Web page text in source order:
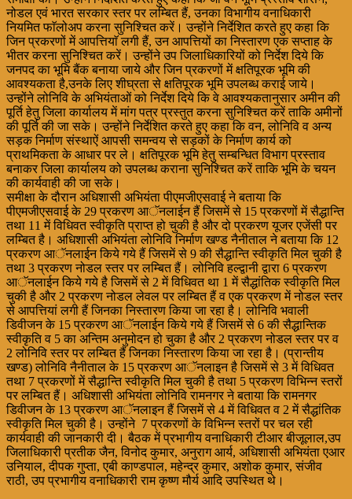
नोडल एवं भारत सरकार स्तर पर लम्बित हैं, उनका विभागीय वनाधिकारी
नियमित फाॅलोअप करना सुनिश्चित करें। उन्होंने निर्देशित करते हुए कहा कि
जिन प्रकरणों में आपत्तियाॅ लगी हैं, उन आपत्तियों का निस्तारण एक सप्ताह के
भीतर करना सुनिश्चित करें। उन्होंने उप जिलाधिकारियों को निर्देश दिये कि
जनपद का भूमि बैंक बनाया जाये और जिन प्रकरणों में क्षतिपूरक भूमि की
आवश्यकता है,उनके लिए शीघ्रता से क्षतिपूरक भूमि उपलब्ध कराई जाये।
उन्होंने लोनिवि के अभियंताओं को निर्देश दिये कि वे आवश्यकतानुसार अमीन की
पूर्ति हेतु जिला कार्यालय में मांग पत्र प्रस्तुत करना सुनिश्चित करें ताकि अमीनों
की पूर्ति की जा सके। उन्होंने निर्देशित करते हुए कहा कि वन, लोनिवि व अन्य
सड़क निर्माण संस्थाऐं आपसी समन्वय से सड़कों के निर्माण कार्य को
प्राथमिकता के आधार पर ले। क्षतिपूरक भूमि हेतु सम्बन्धित विभाग प्रस्ताव
बनाकर जिला कार्यालय को उपलब्ध कराना सुनिश्चित करें ताकि भूमि के चयन
की कार्यवाही की जा सके।
समीक्षा के दौरान अधिशासी अभियंता पीएमजीएसवाई ने बताया कि
पीएमजीएसवाई के 29 प्रकरण आॅनलाईन हैं जिसमें से 15 प्रकरणों में सैद्धान्ति
तथा 11 में विधिवत स्वीकृति प्राप्त हो चुकी है और दो प्रकरण यूजर एजेंसी पर
लम्बित है। अधिशासी अभियंता लोनिवि निर्माण खण्ड नैनीताल ने बताया कि 12
प्रकरण आॅनलाईन किये गये हैं जिसमें से 9 की सैद्धान्ति स्वीकृति मिल चुकी है
तथा 3 प्रकरण नोडल स्तर पर लम्बित हैं। लोनिवि हल्द्वानी द्वारा 6 प्रकरण
आॅनलाईन किये गये है जिसमें से 2 में विधिवत था 1 में सैद्धांतिक स्वीकृति मिल
चुकी है और 2 प्रकरण नोडल लेवल पर लम्बित हैं व एक प्रकरण में नोडल स्तर
से आपत्तियां लगी हैं जिनका निस्तारण किया जा रहा है। लोनिवि भवाली
डिवीजन के 15 प्रकरण आॅनलाईन किये गये हैं जिसमें से 6 की सैद्धान्तिक
स्वीकृति व 5 का अन्तिम अनुमोदन हो चुका है और 2 प्रकरण नोडल स्तर पर व
2 लोनिवि स्तर पर लम्बित हैं जिनका निस्तारण किया जा रहा है। (प्रान्तीय
खण्ड) लोनिवि नैनीताल के 15 प्रकरण आॅनलाइन है जिसमें से 3 में विधिवत
तथा 7 प्रकरणों में सैद्धान्ति स्वीकृति मिल चुकी है तथा 5 प्रकरण विभिन्न स्तरों
पर लम्बित हैं। अधिशासी अभियंता लोनिवि रामनगर ने बताया कि रामनगर
डिवीजन के 13 प्रकरण आॅनलाइन हैं जिसमें से 4 में विधिवत व 2 में सैद्धांतिक
स्वीकृति मिल चुकी है। उन्होंने 7 प्रकरणों के विभिन्न स्तरों पर चल रही
कार्यवाही की जानकारी दी। बैठक में प्रभागीय वनाधिकारी टीआर बीजूलाल,उप
जिलाधिकारी प्रतीक जैन, विनोद कुमार, अनुराग आर्य, अधिशासी अभियंता एआर
उनियाल, दीपक गुप्ता, एबी काण्डपाल, महेन्द्र कुमार, अशोक कुमार, संजीव
राठी, उप प्रभागीय वनाधिकारी राम कृष्ण मौर्य आदि उपस्थित थे।